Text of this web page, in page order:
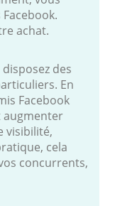
achat.
des
En
Facebook
augmenter
visibilité,
cela
concurrents,